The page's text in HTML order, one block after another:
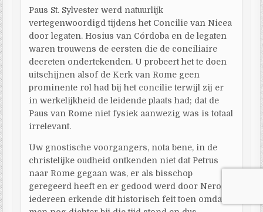
Paus St. Sylvester werd natuurlijk
vertegenwoordigd tijdens het Concilie van Nicea
door legaten. Hosius van Córdoba en de legaten
waren trouwens de eersten die de conciliaire
decreten ondertekenden. U probeert het te doen
uitschijnen alsof de Kerk van Rome geen
prominente rol had bij het concilie terwijl zij er
in werkelijkheid de leidende plaats had; dat de
Paus van Rome niet fysiek aanwezig was is totaal
irrelevant.
Uw gnostische voorgangers, nota bene, in de
christelijke oudheid ontkenden niet dat Petrus
naar Rome gegaan was, er als bisschop
geregeerd heeft en er gedood werd door Nero;
iedereen erkende dit historisch feit toen omdat